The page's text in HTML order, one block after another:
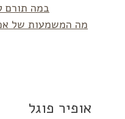
במה תורם
מה המשמעות של
אופיר פוגל